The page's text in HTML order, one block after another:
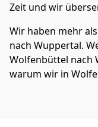
Zeit und wir
Wir haben mehr
nach Wuppertal.
Wolfenbüttel nach
warum wir in